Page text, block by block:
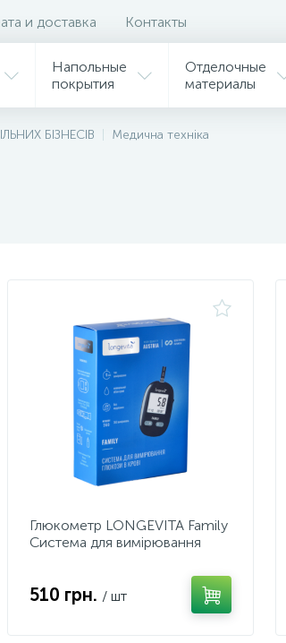
и доставка Контакты
Напольные
покрытия
Отделочные
материалы
БІЗНЕСІВ Медична техніка
Глюкометр LONGEVITA Family
Система для вимірювання
510 грн. / шт